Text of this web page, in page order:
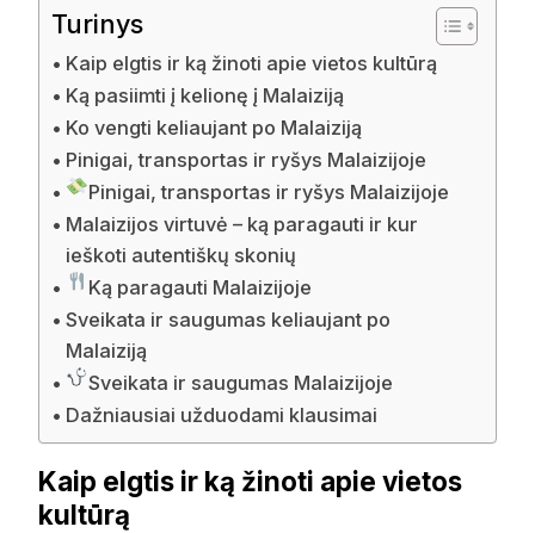
Turinys
Kaip elgtis ir ką žinoti apie vietos kultūrą
Ką pasiimti į kelionę į Malaiziją
Ko vengti keliaujant po Malaiziją
Pinigai, transportas ir ryšys Malaizijoje
Pinigai, transportas ir ryšys Malaizijoje
Malaizijos virtuvė – ką paragauti ir kur
ieškoti autentiškų skonių
Ką paragauti Malaizijoje
Sveikata ir saugumas keliaujant po
Malaiziją
Sveikata ir saugumas Malaizijoje
Dažniausiai užduodami klausimai
Kaip elgtis ir ką žinoti apie vietos
kultūrą